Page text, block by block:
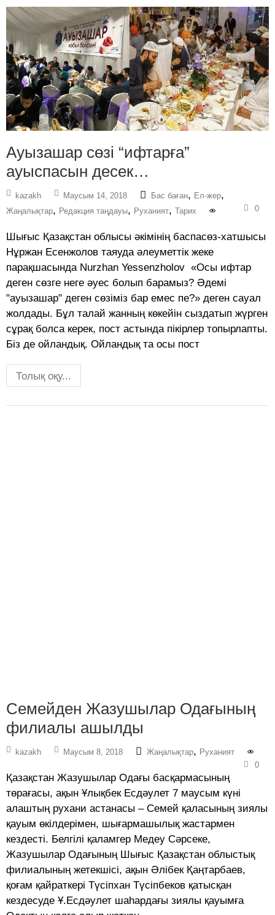
Ауызашар сөзі “ифтарға”
ауыспасын десек…
kazakh Маусым 14, 2018 Бас баған, Ел-жер,
Жаңалықтар, Редакция таңдауы, Руханият, Тарих 0
Шығыс Қазақстан облысы әкімінің баспасөз-хатшысы
Нұржан Есенжолов таяуда әлеуметтік жеке
парақшасында Nurzhan Yessenzholov «Осы ифтар
деген сөзге неге әуес болып барамыз? Әдемі
"ауызашар" деген сөзіміз бар емес пе?» деген сауал
жолдады. Бұл талай жанның көкейін сыздатып жүрген
сұрақ болса керек, пост астында пікірлер топырлапты.
Біз де ойландық. Ойландық та осы пост
Толық оқу...
Cемейден Жазушылар Одағының
филиалы ашылды
kazakh Маусым 8, 2018 Жаңалықтар, Руханият
0
Қазақстан Жазушылар Одағы басқармасының
төрағасы, ақын Ұлықбек Есдәулет 7 маусым күні
алаштың рухани астанасы – Семей қаласының зиялы
қауым өкілдерімен, шығармашылық жастармен
кездесті. Белгілі қаламгер Медеу Сәрсеке,
Жазушылар Одағының Шығыс Қазақстан облыстық
филиалының жетекшісі, ақын Әлібек Қаңтарбаев,
қоғам қайраткері Түсіпхан Түсіпбеков қатысқан
кездесуде Ұ.Есдәулет шаһардағы зиялы қауымға